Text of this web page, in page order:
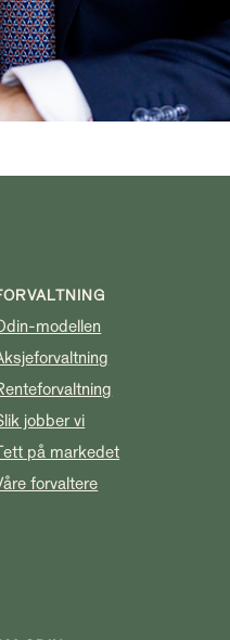
modellen
jobber vi
på markedet
forvaltere